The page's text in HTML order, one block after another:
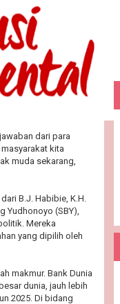
dari para
kita
muda sekarang,
B.J. Habibie, K.H.
Yudhonoyo (SBY),
Mereka
yang dipilih oleh
makmur. Bank Dunia
dunia, jauh lebih
2025. Di bidang